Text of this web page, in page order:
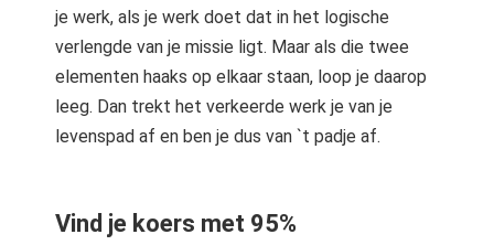
je werk, als je werk doet dat in het logische
verlengde van je missie ligt. Maar als die twee
elementen haaks op elkaar staan, loop je daarop
leeg. Dan trekt het verkeerde werk je van je
levenspad af en ben je dus van `t padje af.
Vind je koers met 95%